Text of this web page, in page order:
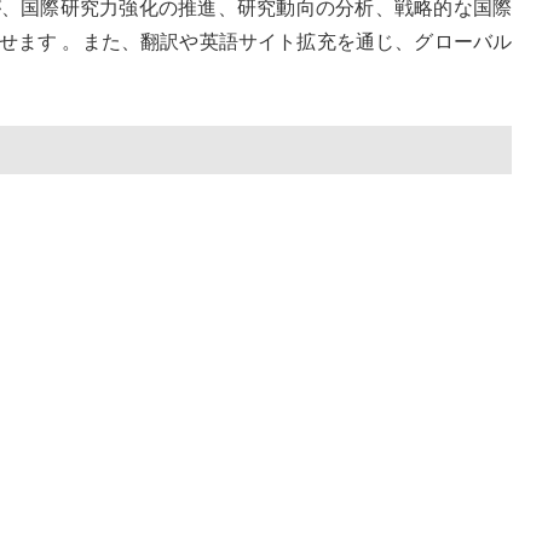
国際研究力強化の推進、研究動向の分析、戦略的な国際
ます 。また、翻訳や英語サイト拡充を通じ、グローバル